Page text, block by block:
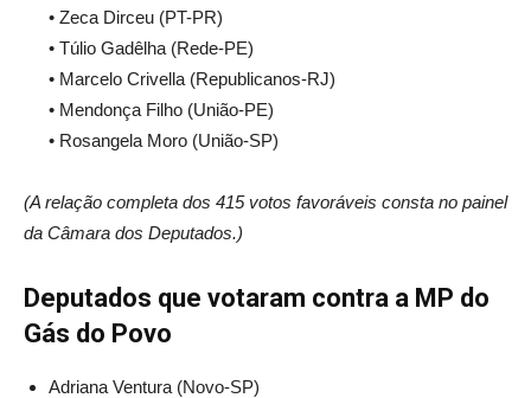
• Zeca Dirceu (PT-PR)
• Túlio Gadêlha (Rede-PE)
• Marcelo Crivella (Republicanos-RJ)
• Mendonça Filho (União-PE)
• Rosangela Moro (União-SP)
(A relação completa dos 415 votos favoráveis consta no painel
da Câmara dos Deputados.)
Deputados que votaram contra a MP do
Gás do Povo
Adriana Ventura (Novo-SP)